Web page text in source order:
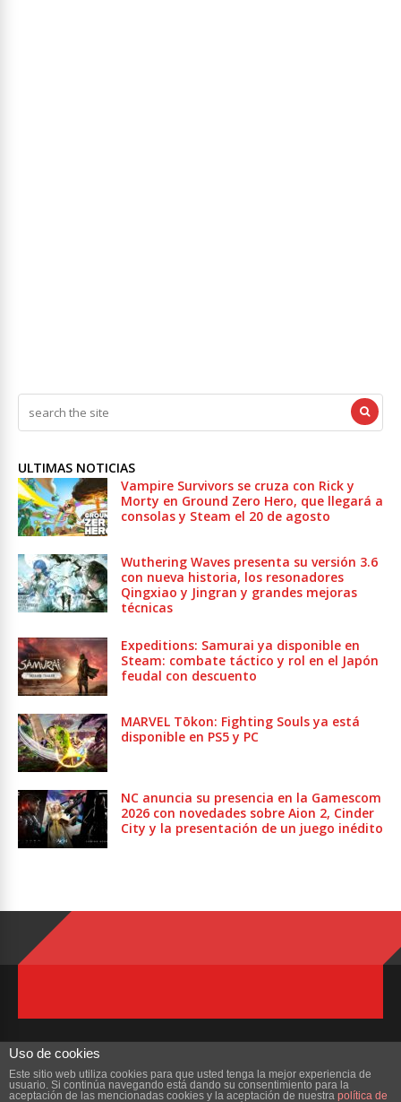
ULTIMAS NOTICIAS
Vampire Survivors se cruza con Rick y
Morty en Ground Zero Hero, que llegará a
consolas y Steam el 20 de agosto
Wuthering Waves presenta su versión 3.6
con nueva historia, los resonadores
Qingxiao y Jingran y grandes mejoras
técnicas
Expeditions: Samurai ya disponible en
Steam: combate táctico y rol en el Japón
feudal con descuento
MARVEL Tōkon: Fighting Souls ya está
disponible en PS5 y PC
NC anuncia su presencia en la Gamescom
2026 con novedades sobre Aion 2, Cinder
City y la presentación de un juego inédito
Copyright © 2023 ZonaMMORPG.com. Todos los derechos reservados
Uso de cookies
Este sitio web utiliza cookies para que usted tenga la mejor experiencia de
usuario. Si continúa navegando está dando su consentimiento para la
aceptación de las mencionadas cookies y la aceptación de nuestra política de